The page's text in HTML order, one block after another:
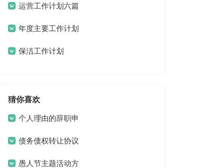
篇 运营工作计划六篇
年度主要工作计划
三篇保洁工作计划
猜你喜欢
个人理由的辞职申
请书债务债权转让协议
愚人节主题活动方